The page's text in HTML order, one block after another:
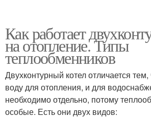
Как работает
на отопление. Типы
теплообменников
Двухконтурный котел отличается тем,
воду для отопления, и для
необходимо отдельно, потому
особые. Есть они двух видов: